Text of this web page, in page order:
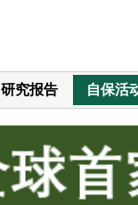
研究报告 自保活